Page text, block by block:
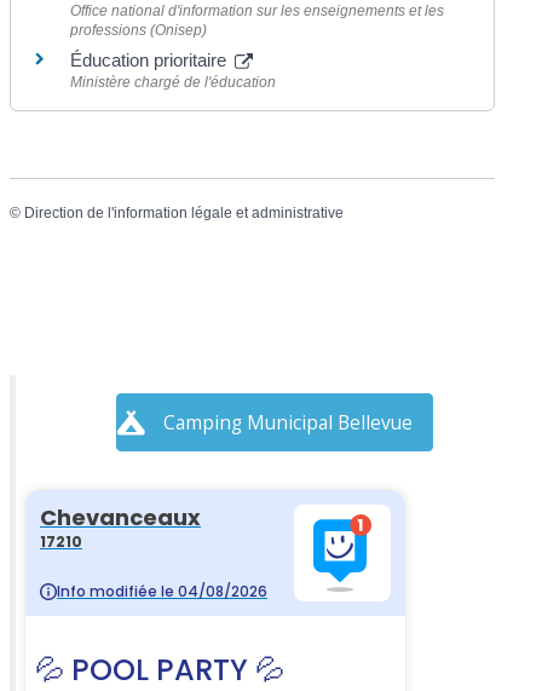
Office national d'information sur les enseignements et les
professions (Onisep)
Éducation prioritaire
Ministère chargé de l'éducation
© Direction de l'information légale et administrative
Camping Municipal Bellevue